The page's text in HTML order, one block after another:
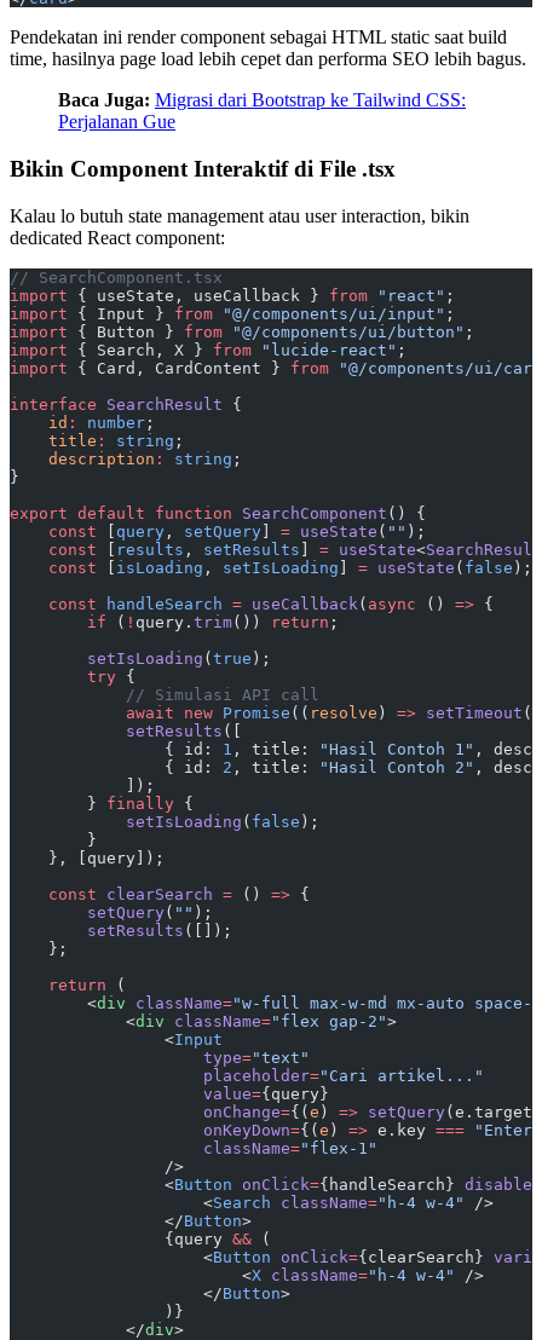
Pendekatan ini render component sebagai HTML static saat build
time, hasilnya page load lebih cepet dan performa SEO lebih bagus.
Baca Juga: Migrasi dari Bootstrap ke Tailwind CSS:
Perjalanan Gue
Bikin Component Interaktif di File .tsx
Kalau lo butuh state management atau user interaction, bikin
dedicated React component:
// SearchComponent.tsx
import { useState, useCallback } from "react" ;
import { Input } from "@/components/ui/input" ;
import { Button } from "@/components/ui/button" ;
import { Search, X } from "lucide-react" ;
import { Card, CardContent } from "@/components/ui/
interface SearchResult {
    id
: number ;
    title
: string ;
    description
: string ;
}
export default function SearchComponent () {
    const
query , setQuery = useState ( "" );
    const
results , setResults = useState<SearchResult
    const
isLoading , setIsLoading = useState ( false );
    const
handleSearch = useCallback ( async () => {
        if
( ! query. trim()) return ;
        setIsLoading
( true );
        try
{
            // Simulasi API call
            await
new Promise (( resolve ) => setTimeout
            setResults
([
                { id:
1 , title: "Hasil Contoh 1" ,
                { id:
2 , title: "Hasil Contoh 2" ,
            ]);
        }
finally {
            setIsLoading
( false );
        }
    }, [query]);
    const
clearSearch = () => {
        setQuery
( "" );
        setResults
([]);
    };
    return
(
        <
div className="w-full max-w-md mx-auto space-
            <
div className="flex gap-2">
                <
Input
                    type
="text"
                    placeholder
="Cari artikel..."
                    value
={query}
                    onChange
={( e ) => setQuery
                    onKeyDown
={( e ) => e.key === "Enter"
                    className
="flex-1"
                />
                <
Button onClick={handleSearch} disabled
                    <
Search className="h-4 w-4"
/>
                </
Button>
                {query
&& (
                    <
Button onClick={clearSearch}
                        <
X className="h-4 w-4"
/>
                    </
Button>
                )}
            </
div>